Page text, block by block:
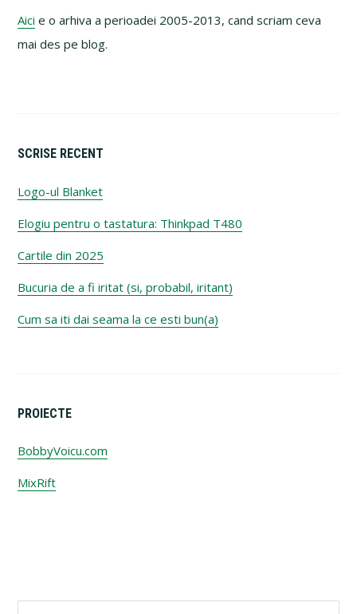
Aici e o arhiva a perioadei 2005-2013, cand scriam ceva
mai des pe blog.
SCRISE RECENT
Logo-ul Blanket
Elogiu pentru o tastatura: Thinkpad T480
Cartile din 2025
Bucuria de a fi iritat (si, probabil, iritant)
Cum sa iti dai seama la ce esti bun(a)
PROIECTE
BobbyVoicu.com
MixRift